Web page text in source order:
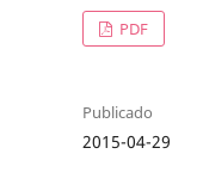
PDF
Publicado
2015-04-29